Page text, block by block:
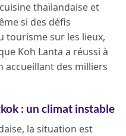
thaïlandaise et
si des défis
tourisme sur les lieux,
Koh Lanta a réussi à
accueillant des milliers
: un climat instable
la situation est